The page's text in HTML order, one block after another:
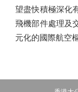
望盡快積極深化
飛機部件處理及
元化的國際航空